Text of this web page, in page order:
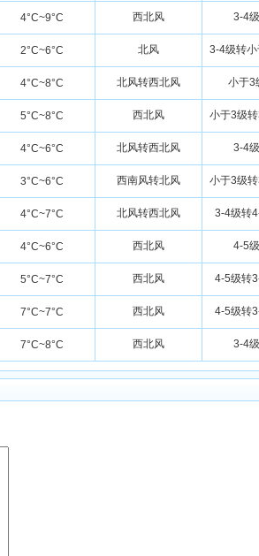
4°C~9°C 西北风 3-4级
2°C~6°C 北风 3-4级转小
4°C~8°C 北风转西北风 小于3
5°C~8°C 西北风 小于3级
4°C~6°C 北风转西北风 3-4级
3°C~6°C 西南风转北风 小于3级
4°C~7°C 北风转西北风 3-4级转
4°C~6°C 西北风 4-5级
5°C~7°C 西北风 4-5级转
7°C~7°C 西北风 4-5级转
7°C~8°C 西北风 3-4级